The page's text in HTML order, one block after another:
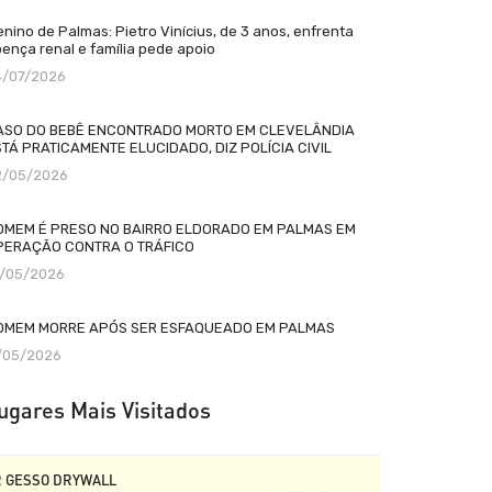
de Palmas: Pietro Vinícius, de 3 anos, enfrenta
renal e família pede apoio
07/2026
DO BEBÊ ENCONTRADO MORTO EM CLEVELÂNDIA
PRATICAMENTE ELUCIDADO, DIZ POLÍCIA CIVIL
05/2026
É PRESO NO BAIRRO ELDORADO EM PALMAS EM
CONTRA O TRÁFICO
05/2026
MORRE APÓS SER ESFAQUEADO EM PALMAS
05/2026
Mais Visitados
GESSO DRYWALL